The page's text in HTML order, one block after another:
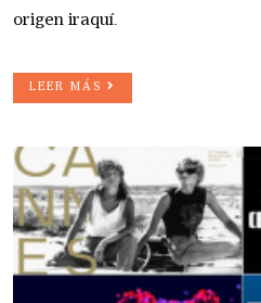
origen iraquí.
LEER MÁS